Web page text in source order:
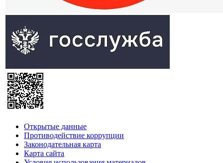
Открытые данные
Противодействие коррупции
Законодательная карта
Карта сайта